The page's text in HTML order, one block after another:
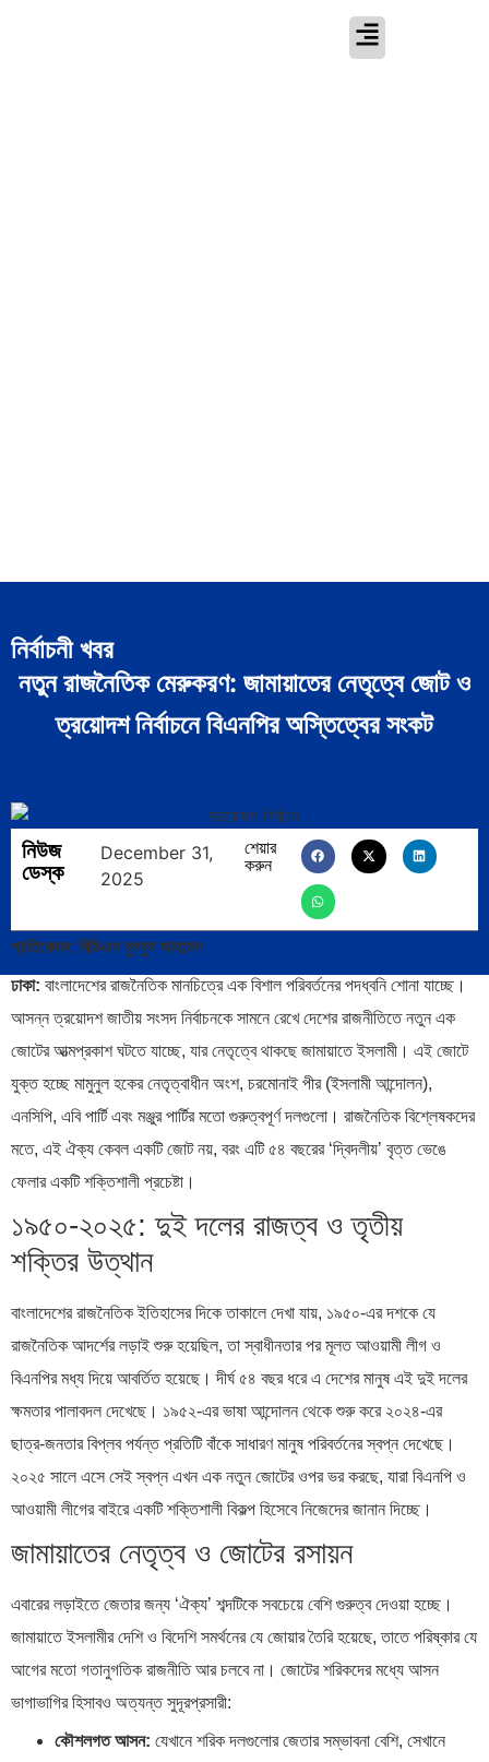
নির্বাচনী খবর
নতুন রাজনৈতিক মেরুকরণ: জামায়াতের নেতৃত্বে জোট ও
ত্রয়োদশ নির্বাচনে বিএনপির অস্তিত্বের সংকট
নিউজ
ডেস্ক
December 31,
2025
শেয়ার
করুন
প্রতিবেদক: বিডিএস বুলবুল আহমেদ
ঢাকা: বাংলাদেশের রাজনৈতিক মানচিত্রে এক বিশাল পরিবর্তনের পদধ্বনি শোনা যাচ্ছে।
আসন্ন ত্রয়োদশ জাতীয় সংসদ নির্বাচনকে সামনে রেখে দেশের রাজনীতিতে নতুন এক
জোটের আত্মপ্রকাশ ঘটতে যাচ্ছে, যার নেতৃত্বে থাকছে জামায়াতে ইসলামী। এই জোটে
যুক্ত হচ্ছে মামুনুল হকের নেতৃত্বাধীন অংশ, চরমোনাই পীর (ইসলামী আন্দোলন),
এনসিপি, এবি পার্টি এবং মঞ্জুর পার্টির মতো গুরুত্বপূর্ণ দলগুলো। রাজনৈতিক বিশ্লেষকদের
মতে, এই ঐক্য কেবল একটি জোট নয়, বরং এটি ৫৪ বছরের ‘দ্বিদলীয়’ বৃত্ত ভেঙে
ফেলার একটি শক্তিশালী প্রচেষ্টা।
১৯৫০-২০২৫: দুই দলের রাজত্ব ও তৃতীয়
শক্তির উত্থান
বাংলাদেশের রাজনৈতিক ইতিহাসের দিকে তাকালে দেখা যায়, ১৯৫০-এর দশকে যে
রাজনৈতিক আদর্শের লড়াই শুরু হয়েছিল, তা স্বাধীনতার পর মূলত আওয়ামী লীগ ও
বিএনপির মধ্য দিয়ে আবর্তিত হয়েছে। দীর্ঘ ৫৪ বছর ধরে এ দেশের মানুষ এই দুই দলের
ক্ষমতার পালাবদল দেখেছে। ১৯৫২-এর ভাষা আন্দোলন থেকে শুরু করে ২০২৪-এর
ছাত্র-জনতার বিপ্লব পর্যন্ত প্রতিটি বাঁকে সাধারণ মানুষ পরিবর্তনের স্বপ্ন দেখেছে।
২০২৫ সালে এসে সেই স্বপ্ন এখন এক নতুন জোটের ওপর ভর করছে, যারা বিএনপি ও
আওয়ামী লীগের বাইরে একটি শক্তিশালী বিকল্প হিসেবে নিজেদের জানান দিচ্ছে।
জামায়াতের নেতৃত্ব ও জোটের রসায়ন
এবারের লড়াইতে জেতার জন্য ‘ঐক্য’ শব্দটিকে সবচেয়ে বেশি গুরুত্ব দেওয়া হচ্ছে।
জামায়াতে ইসলামীর দেশি ও বিদেশি সমর্থনের যে জোয়ার তৈরি হয়েছে, তাতে পরিষ্কার যে
আগের মতো গতানুগতিক রাজনীতি আর চলবে না। জোটের শরিকদের মধ্যে আসন
ভাগাভাগির হিসাবও অত্যন্ত সুদূরপ্রসারী:
কৌশলগত আসন: যেখানে শরিক দলগুলোর জেতার সম্ভাবনা বেশি, সেখানে